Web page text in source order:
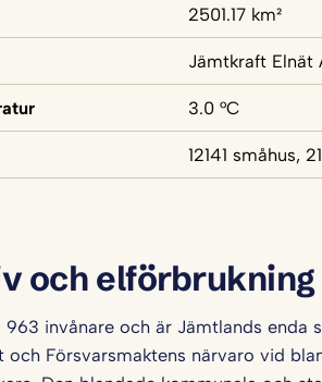
2501.17 km²
Jämtkraft Elnät
3.0 °C
12141 småhus,
och elförbrukning
invånare och är Jämtlands enda
och Försvarsmaktens närvaro vid